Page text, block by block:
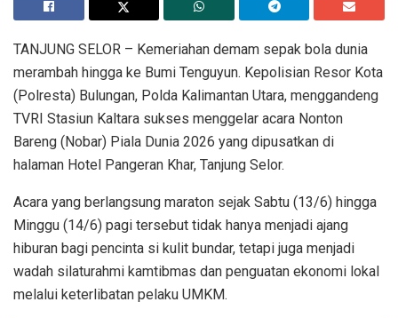
​TANJUNG SELOR – Kemeriahan demam sepak bola dunia
merambah hingga ke Bumi Tenguyun. Kepolisian Resor Kota
(Polresta) Bulungan, Polda Kalimantan Utara, menggandeng
TVRI Stasiun Kaltara sukses menggelar acara Nonton
Bareng (Nobar) Piala Dunia 2026 yang dipusatkan di
halaman Hotel Pangeran Khar, Tanjung Selor.
​Acara yang berlangsung maraton sejak Sabtu (13/6) hingga
Minggu (14/6) pagi tersebut tidak hanya menjadi ajang
hiburan bagi pencinta si kulit bundar, tetapi juga menjadi
wadah silaturahmi kamtibmas dan penguatan ekonomi lokal
melalui keterlibatan pelaku UMKM.